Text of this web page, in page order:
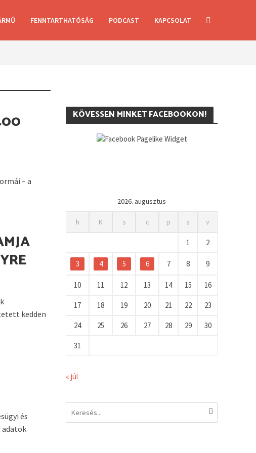
FENNTARTHATÓSÁG PODCAST KAPCSOLAT
– a
kedden
és
adatok
KÖVESSEN MINKET FACEBOOKON!
2026. augusztus
h K s c p s v
1 2
3 4 5 6 7 8 9
10 11 12 13 14 15 16
17 18 19 20 21 22 23
24 25 26 27 28 29 30
31
« júl